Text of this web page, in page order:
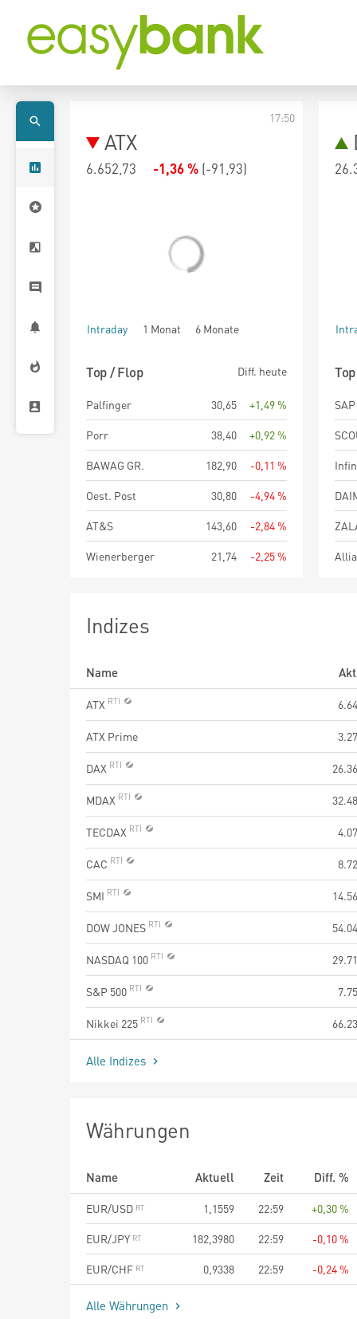
17:50
ATX
6.652,73 -1,36 % (-91,93)
Intraday 1 Monat 6 Monate
Top / Flop Diff. heute
Palfinger 30,65 +1,49 %
Porr 38,40 +0,92 %
BAWAG GR. 182,90 -0,11 %
Oest. Post 30,80 -4,94 %
AT&S 143,60 -2,84 %
Wienerberger 21,74 -2,25 %
SAP
Indizes
Name
ATX
ATX Prime
DAX
MDAX
TECDAX
CAC
SMI
DOW JONES
NASDAQ 100
S&P 500
Nikkei 225
Alle Indizes
Währungen
Name Aktuell Zeit Diff. %
EUR/USD 1,1559 22:59 +0,30 %
EUR/JPY 182,3980 22:59 -0,10 %
EUR/CHF 0,9338 22:59 -0,24 %
Alle Währungen